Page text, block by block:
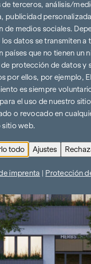
de terceros, análisis/
publicidad
de medios sociales.
los datos se transmiten a
países que no tienen un
protección de datos y
por ellos, por ejemplo,
es siempre
el uso de nuestro
o revocado en
sitio web.
todo Ajustes
imprenta Protección